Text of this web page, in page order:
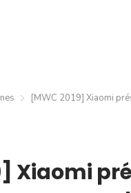
[MWC 2019] Xiaomi
Xiaomi